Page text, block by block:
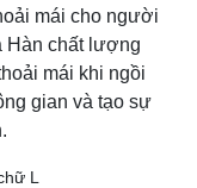
mái cho người
Hàn chất lượng
mái khi ngồi
gian và tạo sự